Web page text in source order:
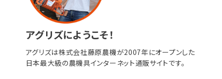
アグリズにようこそ！
アグリズは株式会社藤原農機が2007年にオープンした
日本最大級の農機具インターネット通販サイトです。